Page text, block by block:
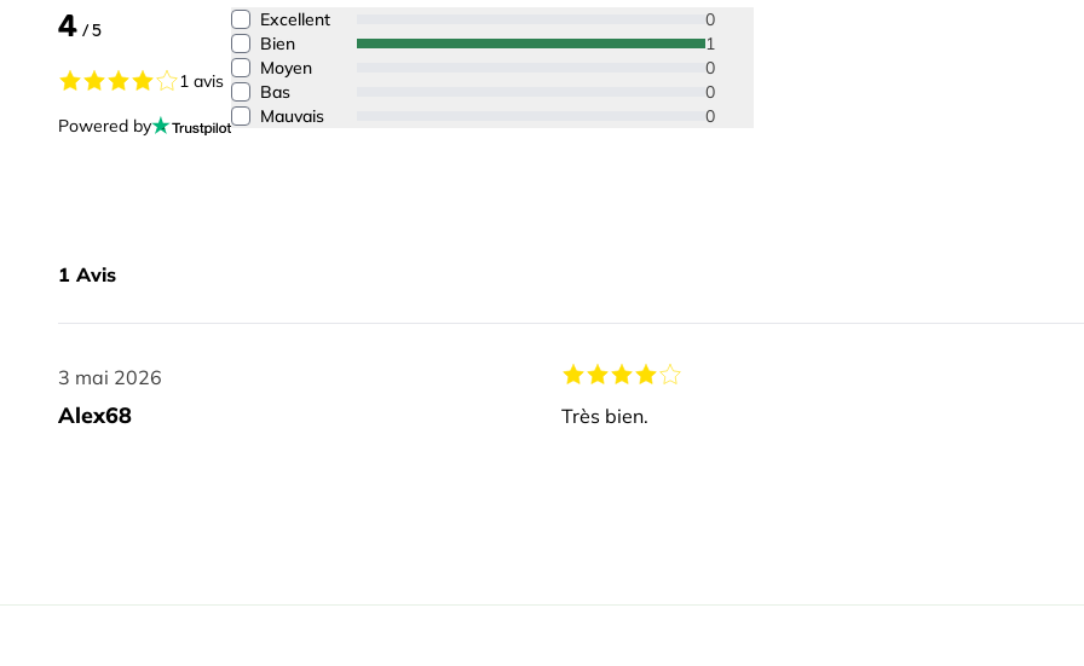
4/ 5
1 avis
Powered by
Excellent
0
Bien
1
Moyen
0
Bas
0
Mauvais
0
1 Avis
3 mai 2026
3 mai 2026
Alex68 Très bien.